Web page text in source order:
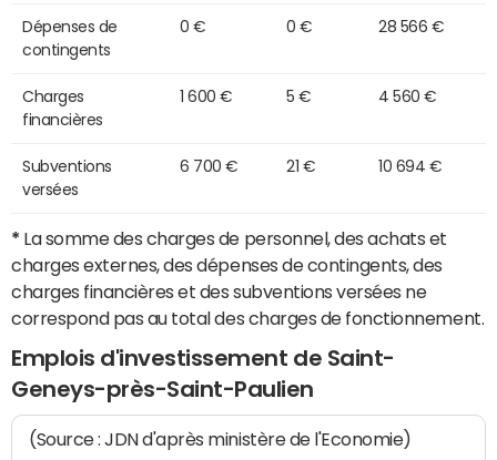
Dépenses de
contingents
0 € 0 € 28 566 €
Charges
financières
1 600 € 5 € 4 560 €
Subventions
versées
6 700 € 21 € 10 694 €
* La somme des charges de personnel, des achats et
charges externes, des dépenses de contingents, des
charges financières et des subventions versées ne
correspond pas au total des charges de fonctionnement.
Emplois d'investissement de Saint-
Geneys-près-Saint-Paulien
(Source : JDN d'après ministère de l'Economie)